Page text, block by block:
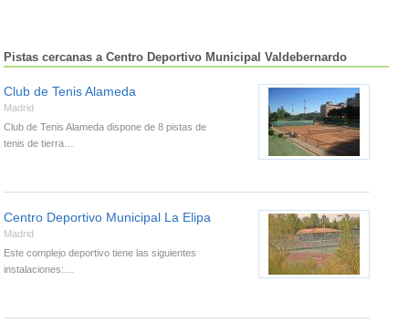
Pistas cercanas a Centro Deportivo Municipal Valdebernardo
Club de Tenis Alameda
Madrid
Club de Tenis Alameda dispone de 8 pistas de
tenis de tierra…
Centro Deportivo Municipal La Elipa
Madrid
Este complejo deportivo tiene las siguientes
instalaciones:…